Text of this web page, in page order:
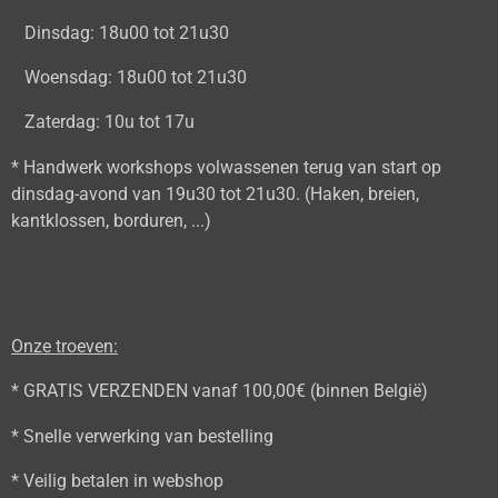
Dinsdag: 18u00 tot 21u30
Woensdag: 18u00 tot 21u30
Zaterdag: 10u tot 17u
* Handwerk workshops volwassenen terug van start op
dinsdag-avond van 19u30 tot 21u30. (Haken, breien,
kantklossen, borduren, ...)
Onze troeven:
* GRATIS VERZENDEN vanaf 100,00€ (binnen België)
* Snelle verwerking van bestelling
* Veilig betalen in webshop